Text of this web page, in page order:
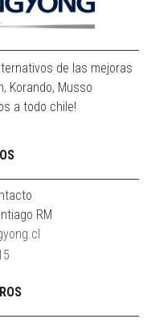
de las mejoras
Korando, Musso
a todo chile!
RM